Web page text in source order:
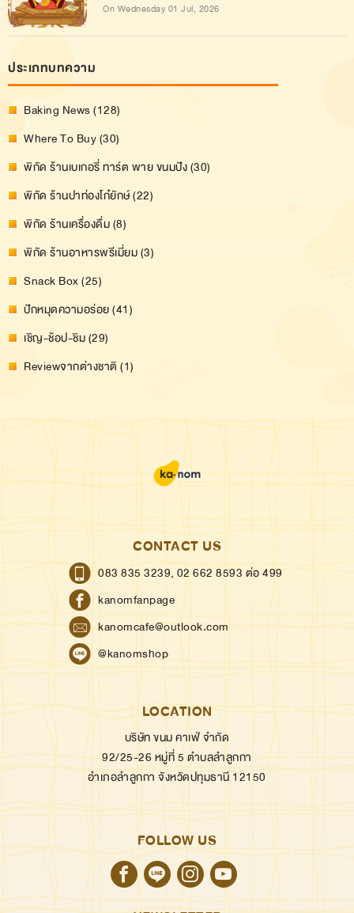
On Wednesday 01 Jul, 2026
ประเภทบทความ
Baking News (128)
Where To Buy (30)
พิกัด ร้านเบเกอรี่ ทาร์ต พาย ขนมปัง (30)
พิกัด ร้านปาท่องโก๋ยักษ์ (22)
พิกัด ร้านเครื่องดื่ม (8)
พิกัด ร้านอาหารพรีเมี่ยม (3)
Snack Box (25)
ปักหมุดความอร่อย (41)
เชิญ-ช้อป-ชิม (29)
Reviewจากต่างชาติ (1)
CONTACT US
083 835 3239, 02 662 8593 ต่อ 499
kanomfanpage
kanomcafe@outlook.com
@kanomshop
LOCATION
บริษัท ขนม คาเฟ่ จำกัด
92/25-26 หมู่ที่ 5 ตำบลลำลูกกา
อำเภอลำลูกกา จังหวัดปทุมธานี 12150
FOLLOW US